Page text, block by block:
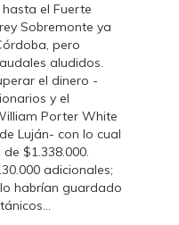
el Fuerte
Sobremonte ya
pero
aludidos.
el dinero -
y el
Porter White
Luján- con lo cual
$1.338.000.
adicionales;
habrían guardado